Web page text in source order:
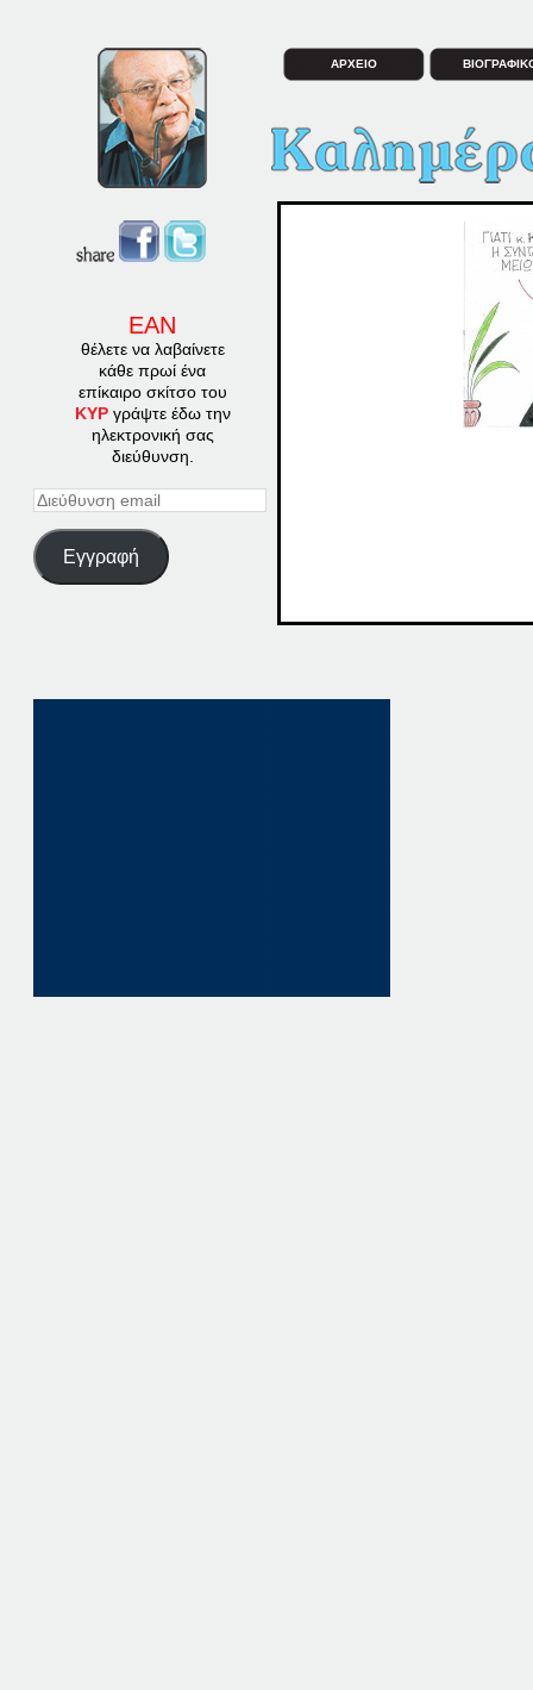
ΕΑΝ
θέλετε να λαβαίνετε
κάθε πρωί ένα
επίκαιρο σκίτσο του
ΚΥΡγράψτε έδω την
ηλεκτρονική σας
διεύθυνση.
Διεύθυνση
Εγγραφή
ΑΡΧΕΙΟ